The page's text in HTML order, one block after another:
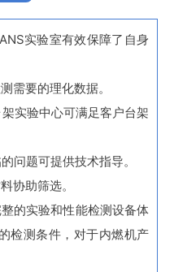
实验室有效保障了自身
需要的理化数据。
实验中心可满足客户台架
问题可提供技术指导。
协助筛选。
的实验和性能检测设备体
检测条件，对于内燃机产